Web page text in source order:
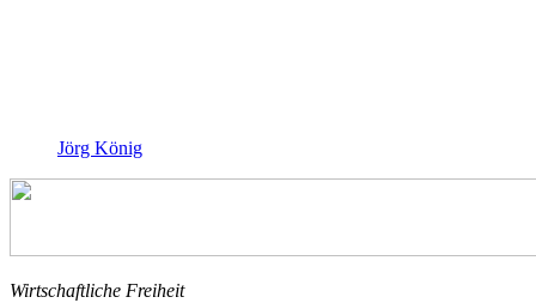
Jörg König
Wirtschaftliche Freiheit